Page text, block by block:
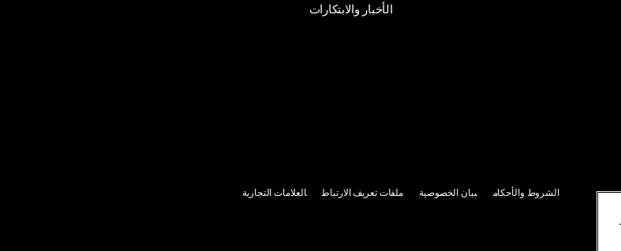
الأخبار والابتكارات
الشروط والأحكام بيان الخصوصية ملفات تعريف الارتباط العلامات التجارية